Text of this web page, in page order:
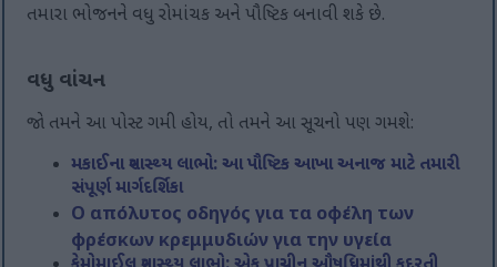
તમારા ભોજનને વધુ રોમાંચક અને પૌષ્ટિક બનાવી શકે છે.
વધુ વાંચન
જો તમને આ પોસ્ટ ગમી હોય, તો તમને આ સૂચનો પણ ગમશે:
મકાઈના સ્વાસ્થ્ય લાભો: આ પૌષ્ટિક આખા અનાજ માટે તમારી
સંપૂર્ણ માર્ગદર્શિકા
Ο απόλυτος οδηγός για τα οφέλη των
φρέσκων κρεμμυδιών για την υγεία